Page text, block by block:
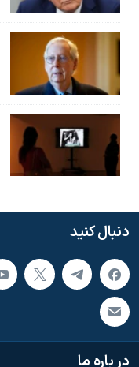
دنبال کنید
در باره ما